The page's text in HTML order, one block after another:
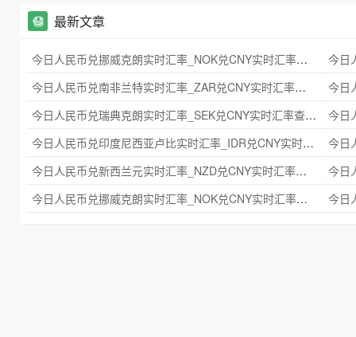
最新文章
今日人民币兑挪威克朗实时汇率_NOK兑CNY实时汇率查询 2025年09月21日
今日人民币兑南非兰特实时汇率_ZAR兑CNY实时汇率查询 2025年09月21日
今日人民币兑瑞典克朗实时汇率_SEK兑CNY实时汇率查询 2025年09月21日
今日人民币兑印度尼西亚卢比实时汇率_IDR兑CNY实时汇率查询 2025年09月21日
今日人民币兑新西兰元实时汇率_NZD兑CNY实时汇率查询 2025年09月21日
今日人民币兑挪威克朗实时汇率_NOK兑CNY实时汇率查询 2025年09月21日